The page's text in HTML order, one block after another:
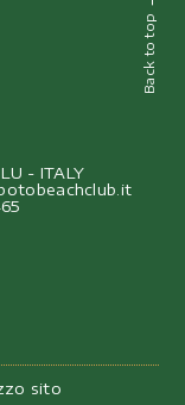
Back to top
- ITALY
sito